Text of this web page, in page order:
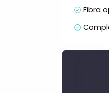
-
-incalzire
-AC
Fibra